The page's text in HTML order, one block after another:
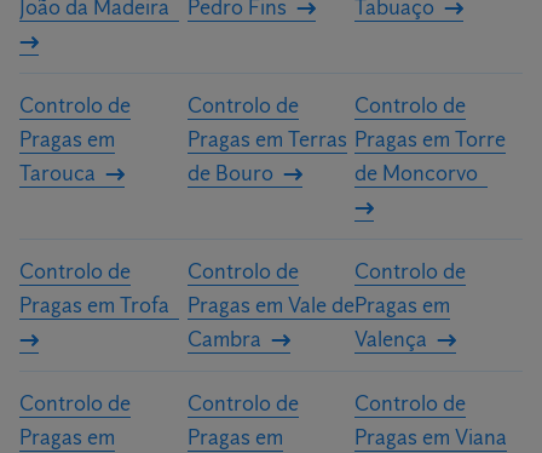
João da Madeira Pedro Fins Tabuaço
Controlo de
Pragas em
Tarouca
Controlo de
Pragas em Terras
de Bouro
Controlo de
Pragas em Torre
de Moncorvo
Controlo de
Pragas em Trofa
Controlo de
Pragas em Vale de
Cambra
Controlo de
Pragas em
Valença
Controlo de
Pragas em
Controlo de
Pragas em
Controlo de
Pragas em Viana